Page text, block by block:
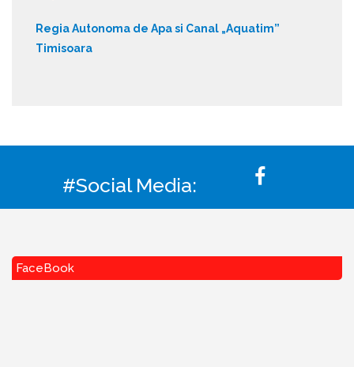
Regia Autonoma de Apa si Canal „Aquatim”
Timisoara
#Social Media:
FaceBook